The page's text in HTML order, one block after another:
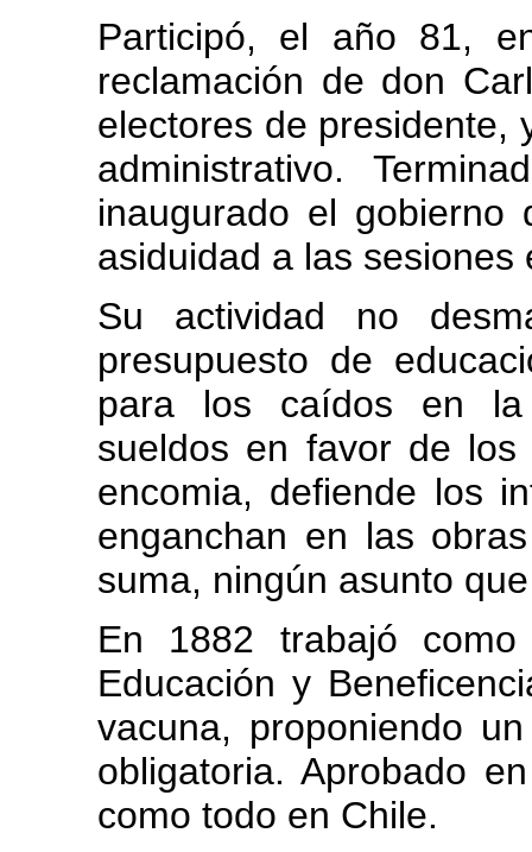
Participó, el año 81,
reclamación de don
electores de presidente,
administrativo.
inaugurado el
asiduidad a las
Su actividad no
presupuesto de
para los caídos en la
sueldos en favor de los
encomia, defiende los
enganchan en las
suma, ningún asunto
En 1882 trabajó
Educación y
vacuna, proponiendo
obligatoria. Aprobado
como todo en Chile.